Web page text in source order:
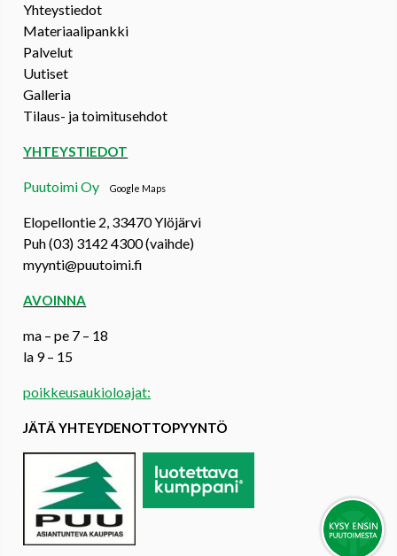
Yhteystiedot
Materiaalipankki
Palvelut
Uutiset
Galleria
Tilaus- ja toimitusehdot
YHTEYSTIEDOT
Puutoimi OyGoogle Maps
Elopellontie 2, 33470 Ylöjärvi
Puh (03) 3142 4300 (vaihde)
myynti@puutoimi.fi
AVOINNA
ma – pe 7 – 18
la 9 – 15
poikkeusaukioloajat:
JÄTÄ YHTEYDENOTTOPYYNTÖ